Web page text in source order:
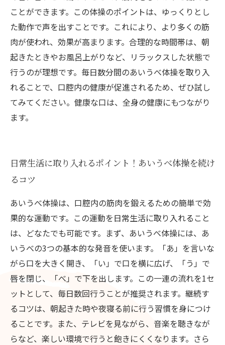
ことができます。この体操のポイントは、ゆっくりとし
た動作で声を出すことです。これにより、より多くの筋
肉が使われ、効果が高まります。合理的な時間帯は、朝
起きたときやお風呂上がりなど、リラックスした状態で
行うのが理想です。毎日数分間のあいうべ体操を取り入
れることで、口腔内の健康が促進されるため、ぜひ試し
てみてください。健康な口は、全身の健康にもつながり
ます。
日常生活に取り入れるポイント！あいうべ体操を続け
るコツ
あいうべ体操は、口腔内の筋肉を鍛えるための簡単で効
果的な運動です。この運動を日常生活に取り入れること
は、どなたでも可能です。まず、あいうべ体操には、あ
いうべの3つの基本的な発音を使います。「あ」を言いな
がら口を大きく開き、「い」で口を横に広げ、「う」で
唇を閉じ、「べ」で下を出します。この一連の流れを1セ
ットとして、毎日数回行うことが推奨されます。継続す
るコツは、朝起きた時や夜寝る前に行う習慣を身につけ
ることです。また、テレビを見ながら、音楽を聴きなが
らなど、楽しい環境で行うと飽きにくくなります。さら